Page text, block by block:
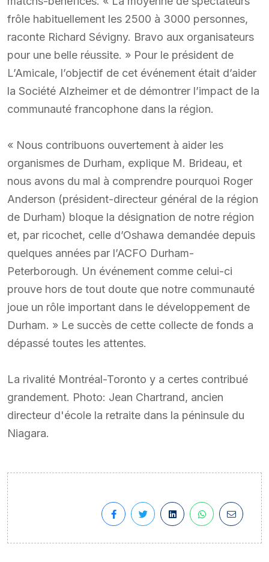
frôle habituellement les 2500 à 3000 personnes,
raconte Richard Sévigny. Bravo aux organisateurs
pour une belle réussite. » Pour le président de
L’Amicale, l’objectif de cet événement était d’aider
la Société Alzheimer et de démontrer l’impact de la
communauté francophone dans la région.
« Nous contribuons ouvertement à aider les
organismes de Durham, explique M. Brideau, et
nous avons du mal à comprendre pourquoi Roger
Anderson (président-directeur général de la région
de Durham) bloque la désignation de notre région
et, par ricochet, celle d’Oshawa demandée depuis
quelques années par l’ACFO Durham-
Peterborough. Un événement comme celui-ci
prouve hors de tout doute que notre communauté
joue un rôle important dans le développement de
Durham. » Le succès de cette collecte de fonds a
dépassé toutes les attentes.
La rivalité Montréal-Toronto y a certes contribué
grandement. Photo: Jean Chartrand, ancien
directeur d'école la retraite dans la péninsule du
Niagara.